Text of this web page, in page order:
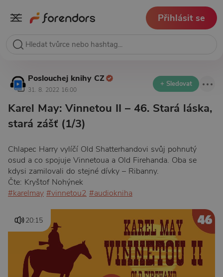
Přihlásit se
Poslouchej knihy CZ
31. 8. 2022 16:00
+ Sledovat
Karel May: Vinnetou II – 46. Stará láska,
stará zášť (1/3)
Chlapec Harry vylíčí Old Shatterhandovi svůj pohnutý
osud a co spojuje Vinnetoua a Old Firehanda. Oba se
kdysi zamilovali do stejné dívky – Ribanny.
Čte: Kryštof Nohýnek
#karelmay #vinnetou2 #audiokniha
20:15